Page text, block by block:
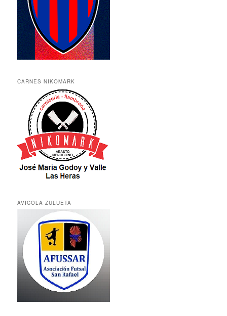
CARNES NIKOMARK
AVICOLA ZULUETA